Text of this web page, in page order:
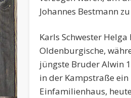
Johannes Bestmann
Karls Schwester
Oldenburgische,
jüngste Bruder Alwin
in der Kampstraße ein
Einfamilienhaus,